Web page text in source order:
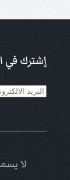
إشترك في
لا